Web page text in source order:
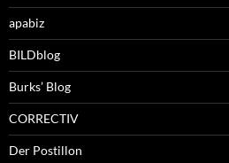
apabiz
BILDblog
Burks’ Blog
CORRECTIV
Der Postillon